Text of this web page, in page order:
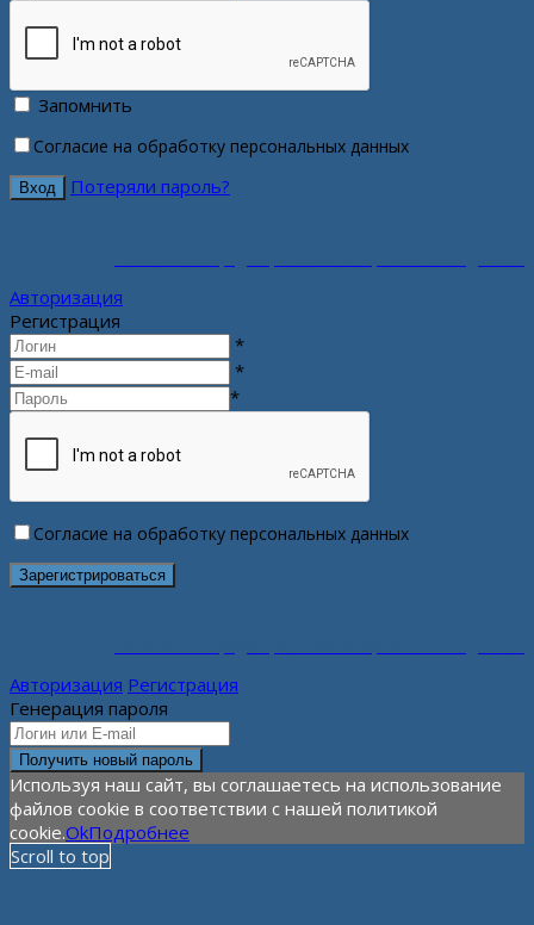
Запомнить
Согласие на обработку персональных данных
Потеряли пароль?
Авторизация
Регистрация
*
*
*
Согласие на обработку персональных данных
Авторизация Регистрация
Генерация пароля
Используя наш сайт, вы соглашаетесь на использование
файлов cookie в соответствии с нашей политикой
cookie.OkПодробнее
Scroll to top